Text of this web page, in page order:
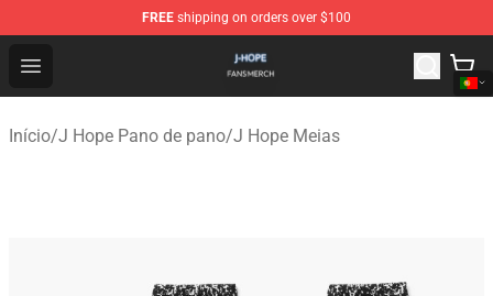
FREE shipping on orders over $100
Open menu
J Hope Shop - Official J Hope Merchandise Store
Início/J Hope Pano de pano/J Hope Meias